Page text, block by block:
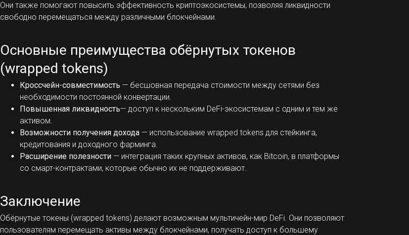
Они также помогают повысить эффективность криптоэкосистемы, позволяя ликвидности
свободно перемещаться между различными блокчейнами.
Основные преимущества обёрнутых токенов
(wrapped tokens)
Кроссчейн-совместимость — бесшовная передача стоимости между сетями без
необходимости постоянной конвертации.
Повышенная ликвидность— доступ к нескольким DeFi-экосистемам с одним и тем же
активом.
Возможности получения дохода — использование wrapped tokens для стейкинга,
кредитования и доходного фарминга.
Расширение полезности — интеграция таких крупных активов, как Bitcoin, в платформы
со смарт-контрактами, которые обычно их не поддерживают.
Заключение
Обёрнутые токены (wrapped tokens) делают возможным мультичейн-мир DeFi. Они позволяют
пользователям перемещать активы между блокчейнами, получать доступ к большему